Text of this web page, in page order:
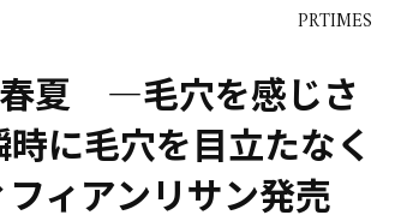
PRTIMES
春夏 ―毛穴を感じさ
に毛穴を目立たなく
ィアンリサン発売